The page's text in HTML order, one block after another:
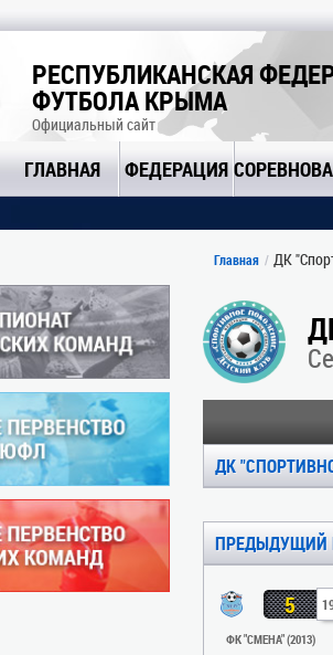
РЕСПУБЛИКАНСКАЯ
ФУТБОЛА КРЫМА
Официальный сайт
ГЛАВНАЯ ФЕДЕРАЦИЯ
Главная ДК
ДК
ПРЕДЫДУЩИЙ
5
ФК "СМЕНА" (2013)